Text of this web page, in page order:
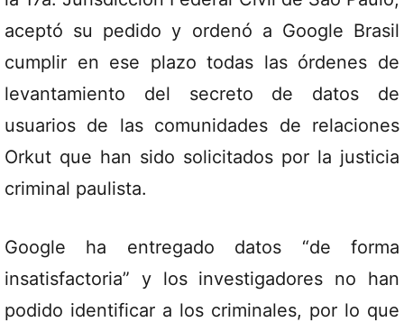
aceptó su pedido y ordenó a Google Brasil
cumplir en ese plazo todas las órdenes de
levantamiento del secreto de datos de
usuarios de las comunidades de relaciones
Orkut que han sido solicitados por la justicia
criminal paulista.
Google ha entregado datos “de forma
insatisfactoria” y los investigadores no han
podido identificar a los criminales, por lo que